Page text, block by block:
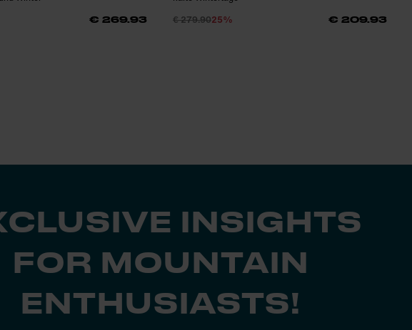
€ 269.93
€ 279.9025% € 209.93
INSIGHTS
FOR MOUNTAIN
ENTHUSIASTS!